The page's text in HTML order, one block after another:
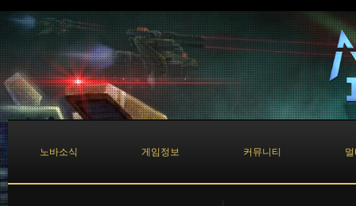
노바소식 게임정보 커뮤니티
Sketchbook5, 스케치북5
Sketchbook5, 스케치북5